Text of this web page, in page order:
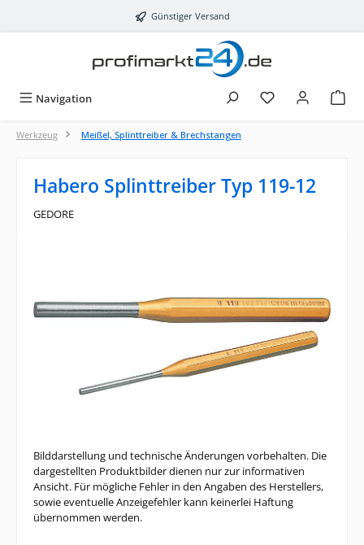
Günstiger Versand
Navigation
Werkzeug Meißel, Splinttreiber & Brechstangen
Habero Splinttreiber Typ 119-12
GEDORE
Bilddarstellung und technische Änderungen vorbehalten. Die
dargestellten Produktbilder dienen nur zur informativen
Ansicht. Für mögliche Fehler in den Angaben des Herstellers,
sowie eventuelle Anzeigefehler kann keinerlei Haftung
übernommen werden.